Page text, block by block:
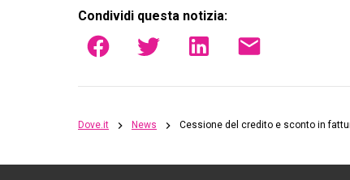
Condividi questa notizia:
Dove.it News Cessione del credito e sconto in